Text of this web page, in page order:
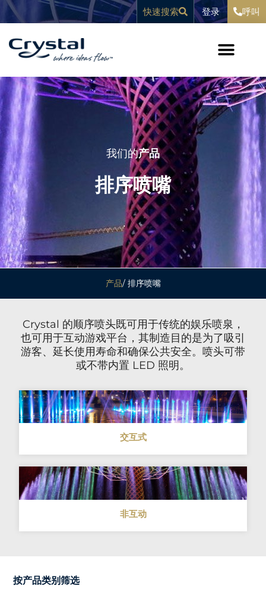
内
跳
快速搜索 登录 呼叫
我们的产品
排序喷嘴
产品/ 排序喷嘴
Crystal 的顺序喷头既可用于传统的娱乐喷泉，
也可用于互动游戏平台，其制造目的是为了吸引
游客、延长使用寿命和确保公共安全。喷头可带
或不带内置 LED 照明。
交互式
非互动
按产品类别筛选